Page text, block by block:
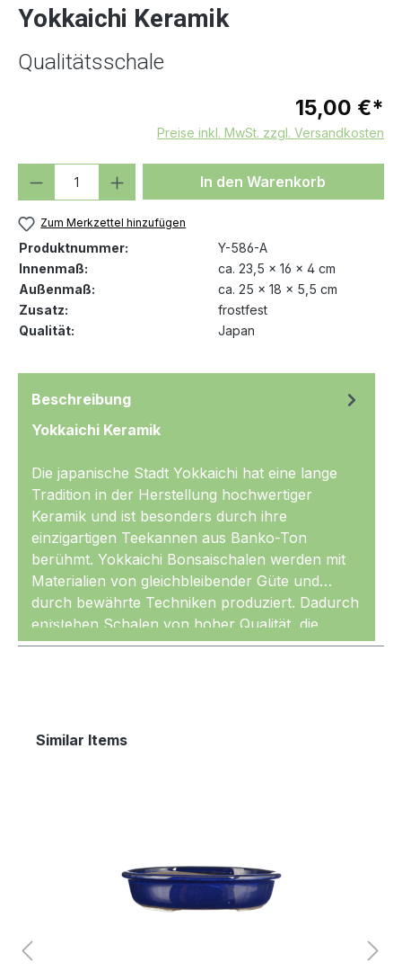
Yokkaichi Keramik
Qualitätsschale
15,00 €*
Preise inkl. MwSt. zzgl. Versandkosten
Produkt Anzahl: Gib denIn den Warenkorb
Zum Merkzettel hinzufügen
Produktnummer:
Y-586-A
Innenmaß:
ca. 23,5 x 16 x 4 cm
Außenmaß:
ca. 25 x 18 x 5,5 cm
Zusatz:
frostfest
Qualität:
Japan
Beschreibung
Yokkaichi Keramik
Die japanische Stadt Yokkaichi hat eine lange
Tradition in der Herstellung hochwertiger
Keramik und ist besonders durch ihre
einzigartigen Teekannen aus Banko-Ton
berühmt. Yokkaichi Bonsaischalen werden mit
Materialien von gleichbleibender Güte und
durch bewährte Techniken produziert. Dadurch
entstehen Schalen von hoher Qualität, die
gleichmäßig geformt und sehr sauber glasiert
Mehr
Produktgalerie überspringen
Similar Items